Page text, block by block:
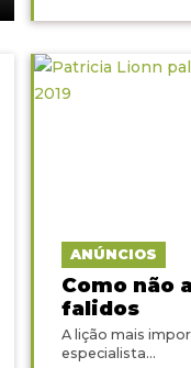
ANÚNCIOS
Como não
falidos
A lição mais
especialista...